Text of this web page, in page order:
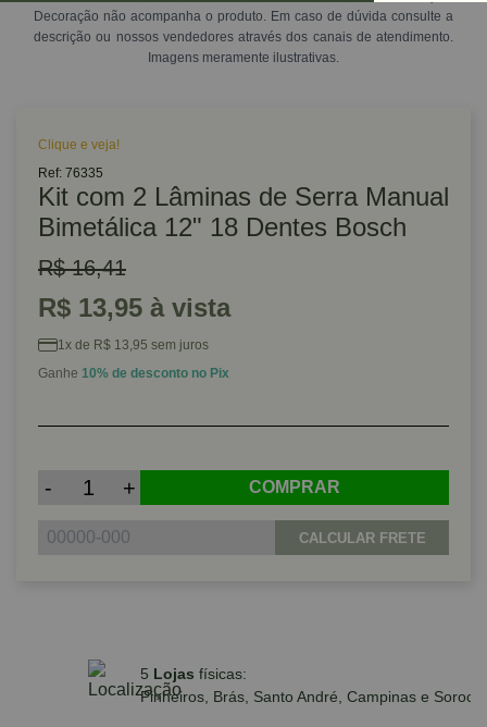
Decoração não acompanha o produto. Em caso de dúvida consulte a
descrição ou nossos vendedores através dos canais de atendimento.
Imagens meramente ilustrativas.
Clique e veja!
Ref: 76335
Kit com 2 Lâminas de Serra Manual
Bimetálica 12" 18 Dentes Bosch
R$ 16,41
R$ 13,95 à vista
1x de R$ 13,95 sem juros
Ganhe 10% de desconto no Pix
- + COMPRAR
CALCULAR FRETE
até 10x sem juros no cartão
acima de R$590,00
ZEN